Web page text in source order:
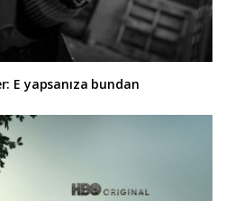
E yapsanıza bundan